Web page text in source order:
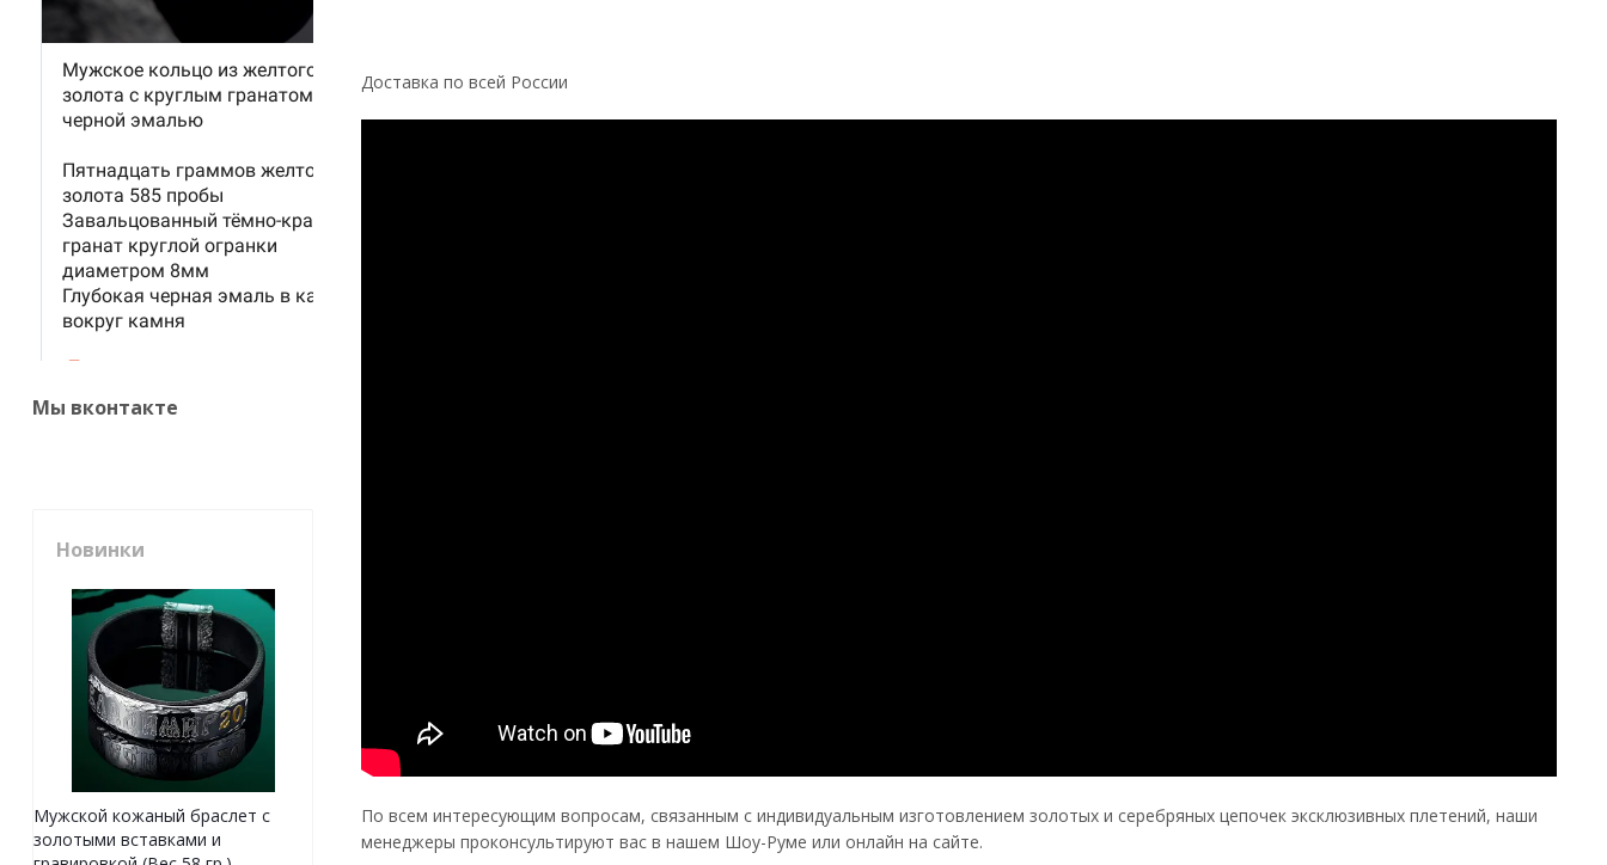
Доставка по всей России
По всем интересующим вопросам, связанным с индивидуальным изготовлением золотых и серебряных цепочек эксклюзивных плетений, наши
менеджеры проконсультируют вас в нашем Шоу-Руме или онлайн на сайте.
Мы вконтакте
Новинки
Мужской кожаный браслет с
золотыми вставками и